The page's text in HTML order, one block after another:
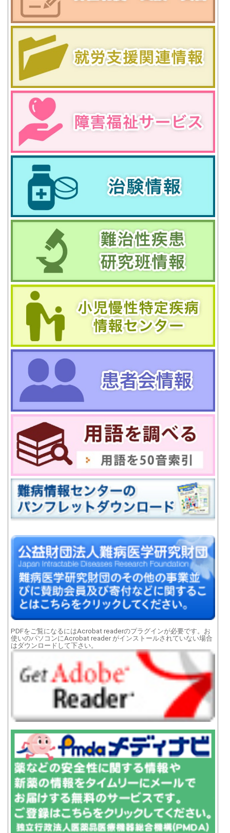
PDFをご覧になるにはAcrobat readerのプラグインが必要です。お
使いのパソコンにAcrobat reader がインストールされていない場合
はダウンロードして下さい。